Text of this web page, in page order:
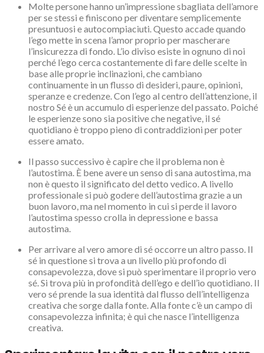
Molte persone hanno un’impressione sbagliata dell’amore
per se stessi e finiscono per diventare semplicemente
presuntuosi e autocompiaciuti. Questo accade quando
l’ego mette in scena l’amor proprio per mascherare
l’insicurezza di fondo. L’io diviso esiste in ognuno di noi
perché l’ego cerca costantemente di fare delle scelte in
base alle proprie inclinazioni, che cambiano
continuamente in un flusso di desideri, paure, opinioni,
speranze e credenze. Con l’ego al centro dell’attenzione, il
nostro Sé è un accumulo di esperienze del passato. Poiché
le esperienze sono sia positive che negative, il sé
quotidiano è troppo pieno di contraddizioni per poter
essere amato.
Il passo successivo è capire che il problema non è
l’autostima. È bene avere un senso di sana autostima, ma
non è questo il significato del detto vedico. A livello
professionale si può godere dell’autostima grazie a un
buon lavoro, ma nel momento in cui si perde il lavoro
l’autostima spesso crolla in depressione e bassa
autostima.
Per arrivare al vero amore di sé occorre un altro passo. Il
sé in questione si trova a un livello più profondo di
consapevolezza, dove si può sperimentare il proprio vero
sé. Si trova più in profondità dell’ego e dell’io quotidiano. Il
vero sé prende la sua identità dal flusso dell’intelligenza
creativa che sorge dalla fonte. Alla fonte c’è un campo di
consapevolezza infinita; è qui che nasce l’intelligenza
creativa.